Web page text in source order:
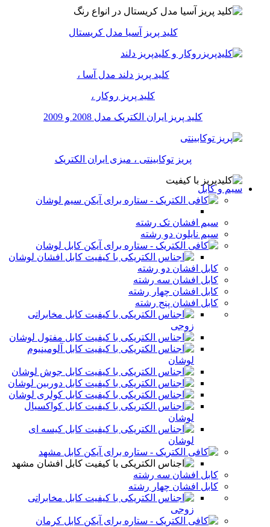
کلید پریز آسیا مدل کریستال
کلید پریز دلند مدل آسا ،
کلید پریز روکار ،
کلید پریز ایران الکتریک مدل 2008 و 2009
پریز توکابینتی ، میزی ایران الکتریک
سیم و کابل
سیم لوشان
سیم افشان تک رشته
سیم نایلون دو رشته
کابل لوشان
کابل افشان لوشان
کابل افشان دو رشته
کابل افشان سه رشته
کابل افشان چهار رشته
کابل افشان پنج رشته
کابل مخابراتی
زوجی
کابل مفتول لوشان
کابل آلومینیوم
لوشان
کابل جوش لوشان
کابل دوربین لوشان
کابل کولری لوشان
کابل کواکسیال
لوشان
کابل کیسه ای
لوشان
کابل مشهد
کابل افشان مشهد
کابل افشان سه رشته
کابل افشان چهار رشته
کابل مخابراتی
زوجی
کابل کرمان